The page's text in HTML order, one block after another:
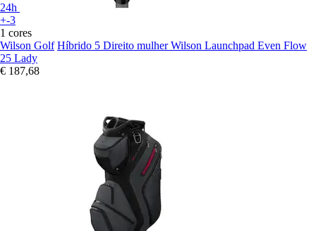
24h
+-3
1 cores
Wilson Golf Híbrido 5 Direito mulher Wilson Launchpad Even Flow
25 Lady
€ 187,68